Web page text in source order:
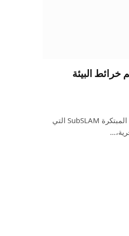
خرائط البيئة
استعانت “البحر الأحمر الدولية”، بتقنية المسح التصويري الرقمي المبتكرة SubSLAM التي